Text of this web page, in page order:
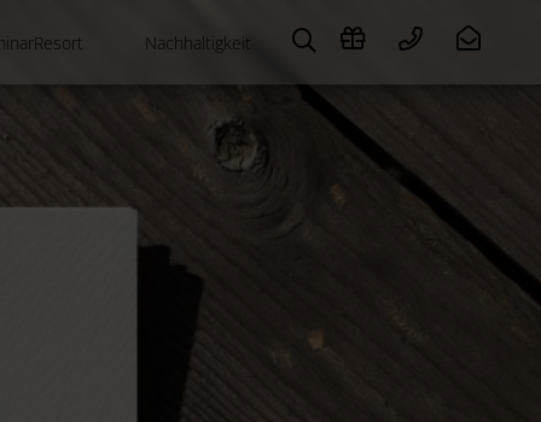
Nachhaltigkeit